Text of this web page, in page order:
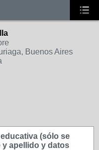
Buenos Aires
(sólo se
apellido y datos